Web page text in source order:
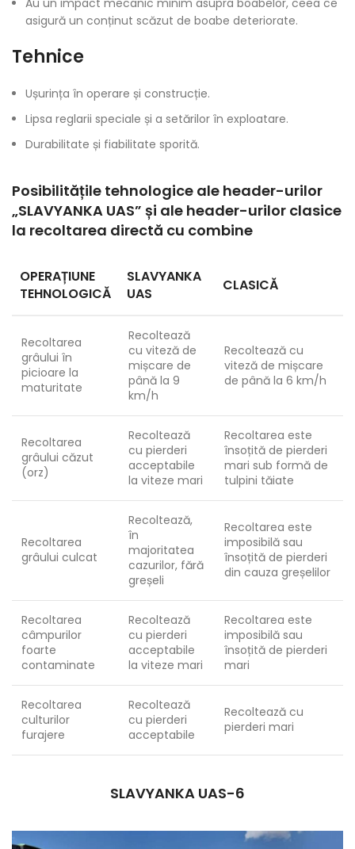
Au un impact mecanic minim asupra boabelor, ceea ce
asigură un conținut scăzut de boabe deteriorate.
Tehnice
Ușurința în operare și construcție.
Lipsa reglarii speciale și a setărilor în exploatare.
Durabilitate și fiabilitate sporită.
Posibilitățile tehnologice ale header-urilor
„SLAVYANKA UAS” și ale header-urilor clasice
la recoltarea directă cu combine
OPERAȚIUNE
TEHNOLOGICĂ
SLAVYANKA
UAS
CLASICĂ
Recoltarea
grâului în
picioare la
maturitate
Recoltează
cu viteză de
mișcare de
până la 9
km/h
Recoltează cu
viteză de mișcare
de până la 6 km/h
Recoltarea
grâului căzut
(orz)
Recoltează
cu pierderi
acceptabile
la viteze mari
Recoltarea este
însoțită de pierderi
mari sub formă de
tulpini tăiate
Recoltarea
grâului culcat
Recoltează,
în
majoritatea
cazurilor, fără
greșeli
Recoltarea este
imposibilă sau
însoțită de pierderi
din cauza greșelilor
Recoltarea
câmpurilor
foarte
contaminate
Recoltează
cu pierderi
acceptabile
la viteze mari
Recoltarea este
imposibilă sau
însoțită de pierderi
mari
Recoltarea
culturilor
furajere
Recoltează
cu pierderi
acceptabile
Recoltează cu
pierderi mari
SLAVYANKA UAS-6